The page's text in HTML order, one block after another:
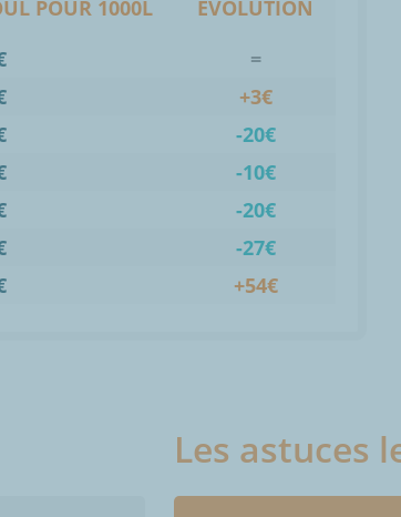
POUR 1000L
EVOLUTION
=
+3€
-20€
-10€
-20€
-27€
+54€
Les astuces